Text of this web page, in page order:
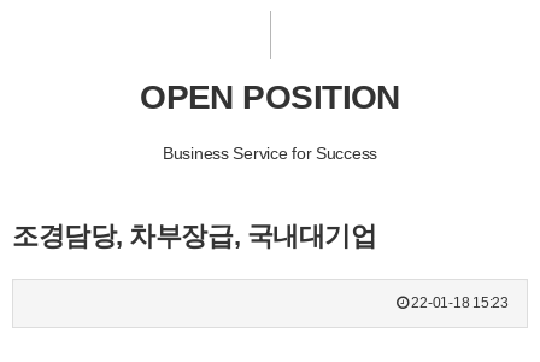
OPEN POSITION
Business Service for Success
조경담당, 차부장급, 국내대기업
22-01-18 15:23